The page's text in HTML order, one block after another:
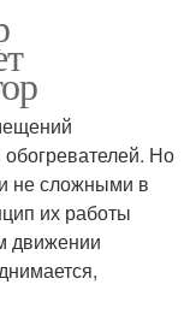
Но
не сложными в
их работы
движении